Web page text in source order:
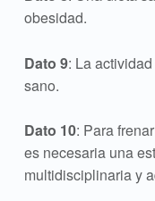
obesidad.
Dato 9: La
sano.
Dato 10: Para
es necesaria una
multidisciplinaria y